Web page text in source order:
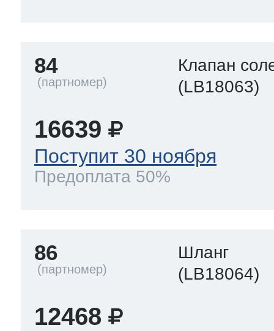
84
Клапан
(LB18063)
16639
Поступит 30 ноября
Предоплата 50%
86
Шланг
(LB18064)
12468